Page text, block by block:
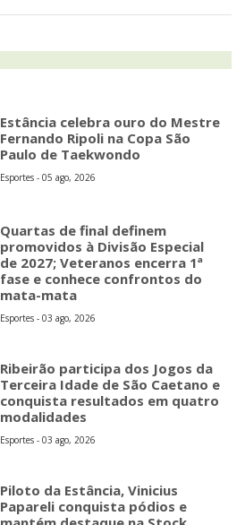
Estância celebra ouro do Mestre
Fernando Ripoli na Copa São
Paulo de Taekwondo
Esportes - 05 ago, 2026
Quartas de final definem
promovidos à Divisão Especial
de 2027; Veteranos encerra 1ª
fase e conhece confrontos do
mata-mata
Esportes - 03 ago, 2026
Ribeirão participa dos Jogos da
Terceira Idade de São Caetano e
conquista resultados em quatro
modalidades
Esportes - 03 ago, 2026
Piloto da Estância, Vinicius
Papareli conquista pódios e